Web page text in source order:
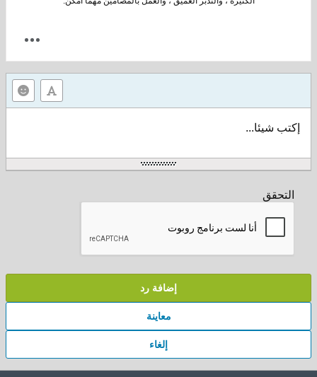
إكتب شيئا...
التحقق
إضافة رد
معاينة
إلغاء